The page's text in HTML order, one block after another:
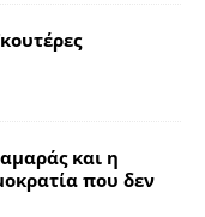
και η
που δεν